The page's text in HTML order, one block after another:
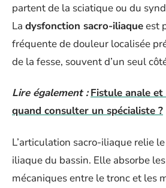
partent de la sciatique ou du
La dysfonction sacro-iliaqueest
fréquente de douleur localisée
de la fesse, souvent d’un seul
Lire également : Fistule anale
quand consulter un spécialiste ?
L’articulation sacro-iliaque relie le
iliaque du bassin. Elle absorbe
mécaniques entre le tronc et les